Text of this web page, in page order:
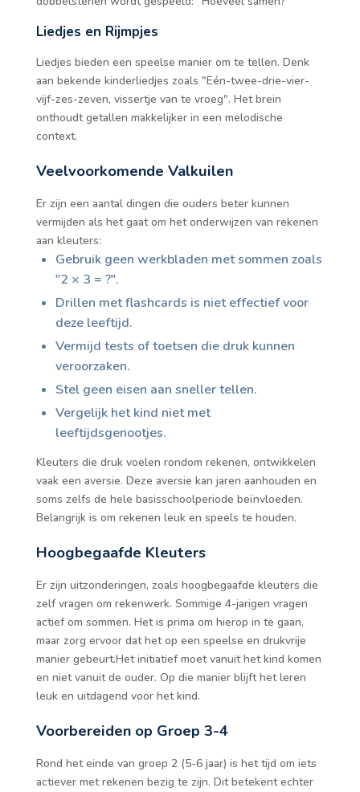
Liedjes en Rijmpjes
Liedjes bieden een speelse manier om te tellen. Denk
aan bekende kinderliedjes zoals "Eén-twee-drie-vier-
vijf-zes-zeven, vissertje van te vroeg". Het brein
onthoudt getallen makkelijker in een melodische
context.
Veelvoorkomende Valkuilen
Er zijn een aantal dingen die ouders beter kunnen
vermijden als het gaat om het onderwijzen van rekenen
aan kleuters:
Gebruik geen werkbladen met sommen zoals
"2 × 3 = ?".
Drillen met flashcards is niet effectief voor
deze leeftijd.
Vermijd tests of toetsen die druk kunnen
veroorzaken.
Stel geen eisen aan sneller tellen.
Vergelijk het kind niet met
leeftijdsgenootjes.
Kleuters die druk voelen rondom rekenen, ontwikkelen
vaak een aversie. Deze aversie kan jaren aanhouden en
soms zelfs de hele basisschoolperiode beïnvloeden.
Belangrijk is om rekenen leuk en speels te houden.
Hoogbegaafde Kleuters
Er zijn uitzonderingen, zoals hoogbegaafde kleuters die
zelf vragen om rekenwerk. Sommige 4-jarigen vragen
actief om sommen. Het is prima om hierop in te gaan,
maar zorg ervoor dat het op een speelse en drukvrije
manier gebeurt.Het initiatief moet vanuit het kind komen
en niet vanuit de ouder. Op die manier blijft het leren
leuk en uitdagend voor het kind.
Voorbereiden op Groep 3-4
Rond het einde van groep 2 (5-6 jaar) is het tijd om iets
actiever met rekenen bezig te zijn. Dit betekent echter